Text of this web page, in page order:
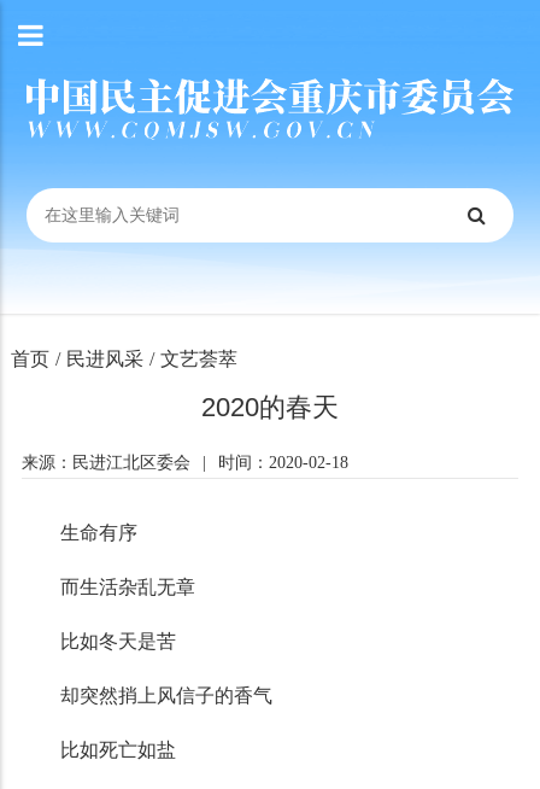
首页 / 民进风采 / 文艺荟萃
2020的春天
来源：民进江北区委会 时间：2020-02-18
生命有序
而生活杂乱无章
比如冬天是苦
却突然捎上风信子的香气
比如死亡如盐